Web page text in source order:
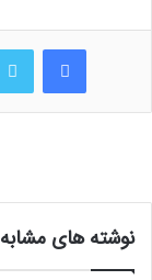
فیس بوک
نوشته های مشابه